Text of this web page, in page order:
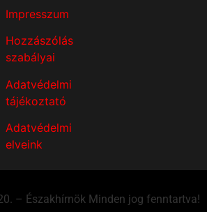
Impresszum
Hozzászólás
szabályai
Adatvédelmi
tájékoztató
Adatvédelmi
elveink
– Északhírnök Minden jog fenntartva!